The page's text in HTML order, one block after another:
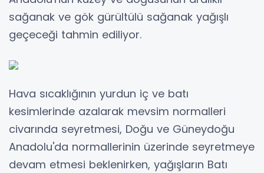
sağanak ve gök gürültülü sağanak yağışlı
geçeceği tahmin ediliyor.
Hava sıcaklığının yurdun iç ve batı
kesimlerinde azalarak mevsim normalleri
civarında seyretmesi, Doğu ve Güneydoğu
Anadolu'da normallerinin üzerinde seyretmeye
devam etmesi beklenirken, yağışların Batı